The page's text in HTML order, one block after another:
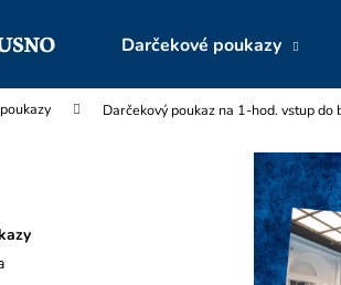
Darčekové poukazy
Darčekový poukaz na 1-hod. vstup
Čo